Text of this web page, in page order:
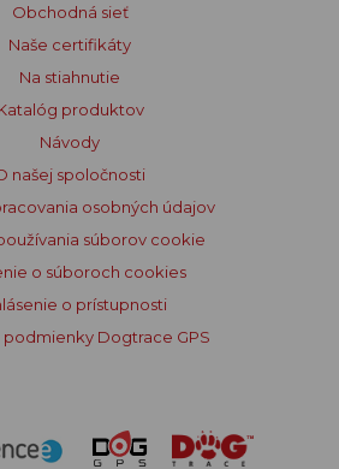
Obchodná sieť
Naše certifikáty
Na stiahnutie
produktov
Návody
našej spoločnosti
osobných údajov
súborov cookie
o súboroch cookies
o prístupnosti
podmienky Dogtrace GPS